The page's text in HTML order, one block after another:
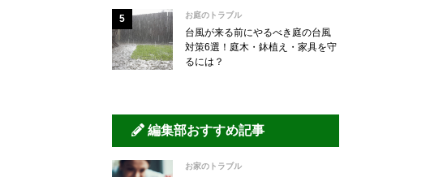
お庭のトラブル
台風が来る前にやるべき庭の台風
対策6選！庭木・鉢植え・家具を守
るには？
編集部おすすめ記事
お家のトラブル